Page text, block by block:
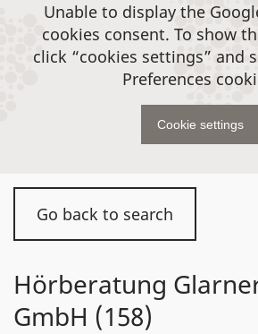
Go back to search
Hörberatung
GmbH (158)
Unable to display the
cookies consent. To show
click “cookies settings” and
Preferences
Cookie settings